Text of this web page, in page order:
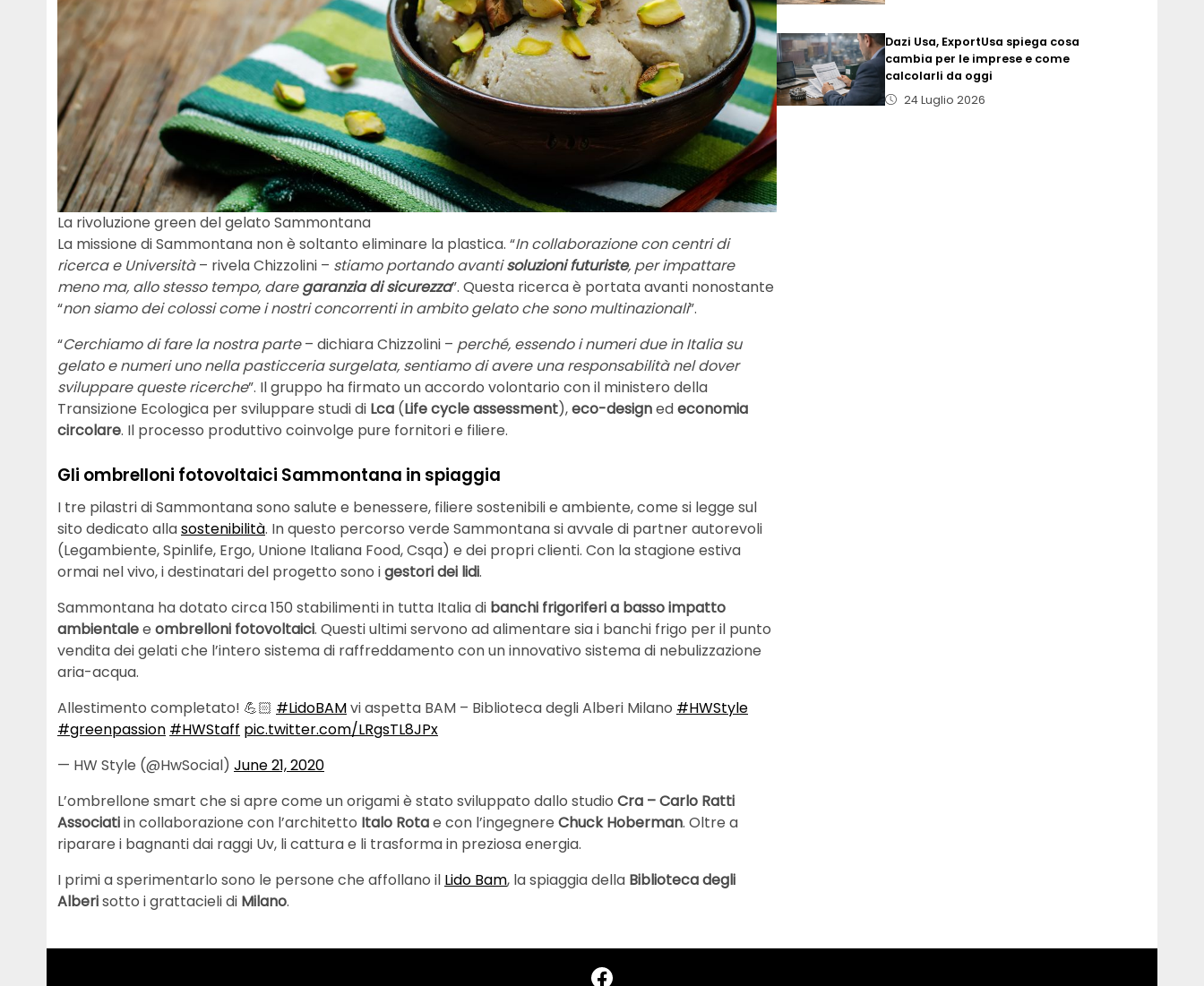
La rivoluzione green del gelato Sammontana
La missione di Sammontana non è soltanto eliminare la plastica. “In collaborazione con centri di
ricerca e Università– rivela Chizzolini – stiamo portando avantisoluzioni futuriste, per impattare
meno ma, allo stesso tempo, daregaranzia di sicurezza”. Questa ricerca è portata avanti nonostante
“non siamo dei colossi come i nostri concorrenti in ambito gelato che sono multinazionali”.
“Cerchiamo di fare la nostra parte– dichiara Chizzolini – perché, essendo i numeri due in Italia su
gelato e numeri uno nella pasticceria surgelata, sentiamo di avere una responsabilità nel dover
sviluppare queste ricerche”. Il gruppo ha firmato un accordo volontario con il ministero della
Transizione Ecologica per sviluppare studi di Lca (Life cycle assessment),eco-designedeconomia
circolare. Il processo produttivo coinvolge pure fornitori e filiere.
Gli ombrelloni fotovoltaici Sammontana in spiaggia
I tre pilastri di Sammontana sono salute e benessere, filiere sostenibili e ambiente, come si legge sul
sito dedicato allasostenibilità. In questo percorso verde Sammontana si avvale di partner autorevoli
(Legambiente, Spinlife, Ergo, Unione Italiana Food, Csqa) e dei propri clienti. Con la stagione estiva
ormai nel vivo, i destinatari del progetto sono igestori dei lidi.
Sammontana ha dotato circa 150 stabilimenti in tutta Italia di banchi frigoriferi a basso impatto
ambientalee ombrelloni fotovoltaici. Questi ultimi servono ad alimentare sia i banchi frigo per il punto
vendita dei gelati che l’intero sistema di raffreddamento con un innovativo sistema di nebulizzazione
aria-acqua.
Allestimento completato! 💪🏻 #LidoBAMvi aspetta BAM – Biblioteca degli Alberi Milano #HWStyle
#greenpassion #HWStaff pic.twitter.com/LRgsTL8JPx
— HW Style (@HwSocial) June 21, 2020
L’ombrellone smart che si apre come un origami è stato sviluppato dallo studio Cra – Carlo Ratti
Associatiin collaborazione con l’architetto Italo Rotae con l’ingegnere Chuck Hoberman. Oltre a
riparare i bagnanti dai raggi Uv, li cattura e li trasforma in preziosa energia.
I primi a sperimentarlo sono le persone che affollano il Lido Bam, la spiaggia della Biblioteca degli
Alberisotto i grattacieli di Milano.
Dazi Usa, ExportUsa spiega cosa
cambia per le imprese e come
calcolarli da oggi
24 Luglio 2026